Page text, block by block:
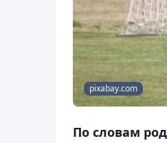
pixabay.com
По словам